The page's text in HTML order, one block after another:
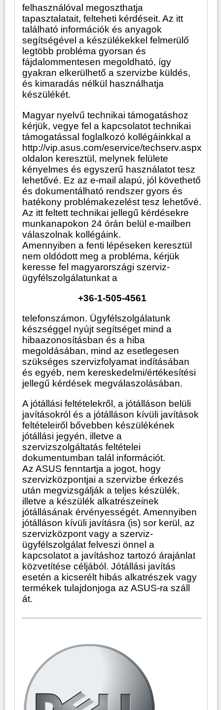
felhasználóval megoszthatja
tapasztalatait, felteheti kérdéseit. Az itt
található információk és anyagok
segítségével a készülékekkel felmerülő
legtöbb probléma gyorsan és
fájdalommentesen megoldható, így
gyakran elkerülhető a szervizbe küldés,
és kimaradás nélkül használhatja
készülékét.
Magyar nyelvű technikai támogatáshoz
kérjük, vegye fel a kapcsolatot technikai
támogatással foglalkozó kollégáinkkal a
http://vip.asus.com/eservice/techserv.aspx
oldalon keresztül, melynek felülete
kényelmes és egyszerű használatot tesz
lehetővé. Ez az e-mail alapú, jól követhető
és dokumentálható rendszer gyors és
hatékony problémakezelést tesz lehetővé.
Az itt feltett technikai jellegű kérdésekre
munkanapokon 24 órán belül e-mailben
válaszolnak kollégáink.
Amennyiben a fenti lépéseken keresztül
nem oldódott meg a probléma, kérjük
keresse fel magyarországi szerviz-
ügyfélszolgálatunkat a
+36-1-505-4561
telefonszámon. Ügyfélszolgálatunk
készséggel nyújt segítséget mind a
hibaazonosításban és a hiba
megoldásában, mind az esetlegesen
szükséges szervizfolyamat indításában
és egyéb, nem kereskedelmi/értékesítési
jellegű kérdések megválaszolásában.
A jótállási feltételekről, a jótálláson belüli
javításokról és a jótálláson kívüli javítások
feltételeiről bővebben készülékének
jótállási jegyén, illetve a
szervizszolgáltatás feltételei
dokumentumban talál információt.
Az ASUS fenntartja a jogot, hogy
szervizközpontjai a szervizbe érkezés
után megvizsgálják a teljes készülék,
illetve a készülék alkatrészeinek
jótállásának érvényességét. Amennyiben
jótálláson kívüli javításra (is) sor kerül, az
szervizközpont vagy a szerviz-
ügyfélszolgálat felveszi önnel a
kapcsolatot a javításhoz tartozó árajánlat
közvetítése céljából. Jótállási javítás
esetén a kicserélt hibás alkatrészek vagy
termékek tulajdonjoga az ASUS-ra száll
át.